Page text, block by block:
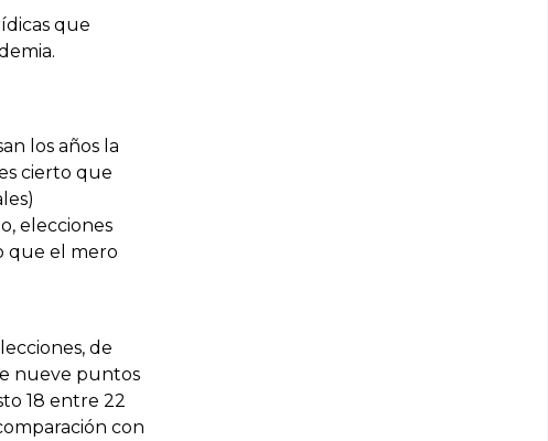
que
los años la
cierto que
elecciones
que el mero
de
nueve puntos
18 entre 22
con